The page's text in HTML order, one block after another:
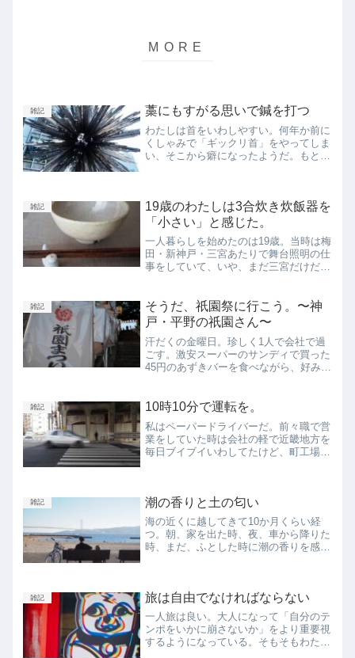
雑記 藁にもすがる思いで鍼を打つ
わたしは首をいわしやすい。何年か前に
くしゃみで「ギックリ首」をやってしま
い、そこから癖になったようだ。もとも
首を寝違える。いつもは接...
雑記
19歳のわたしは3合炊き炊飯器を
「小さい」と感じた。
一人暮らしを始めたのは19歳。当時は梅
田・新神戸・三宮あたりで舞台照明の仕
事をしていて、いや、まだ三宮だけだっ
く、というか交通費も満足に出なかった
ので片道500円近い出...
雑記
そうだ、祇園祭に行こう。〜神
戸・平野の祇園さん〜
汗だくの金曜日。珍しく1人で会社で過
ごす。激安スーパーのサンディで買った
45円のあずきバーを食べながら、好みの
業中にはキングダムハーツのサントラば
雑記 10時10分で運転を。
私はペーパードライバーだ。前々職で営
業をしていた時は会社の軽で近畿地方を
毎日ブイブイいわしてたけど、町工場に
こ最近では何回も書いてい...
雑記 潮の香りと土の匂い
海の近くに越してきて10か月くらい経
つ。朝、家を出た時、夜、車から降りた
時、まだ、ふとした時に潮の香りを感じ
た。北区で生まれ育ち、中...
雑記 旅は自由でなければならない
一人旅は良い。大人になって「自分のテ
ンポをいかに崩さないか」をより重要視
するようになっている。そもそもわたし